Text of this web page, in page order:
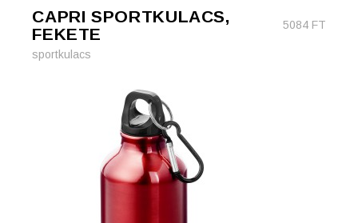
CAPRI SPORTKULACS,
FEKETE
5084 FT
sportkulacs